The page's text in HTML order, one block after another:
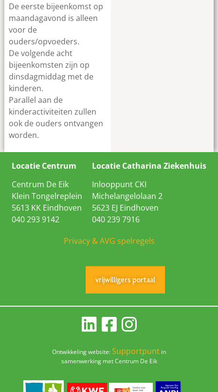
De eerste bijeenkomst op
maandagavond is alleen
voor de
ouders/opvoeders.
De volgende acht
bijeenkomsten zijn op
dinsdagmiddag met de
kinderen.
Parallel aan de
kinderactiviteiten zullen
ook de ouders ontvangen
worden.
Locatie Centrum
Centrum De Eik
Klein Tongelreplein
5613 KK Eindhoven
040 293 9142
Locatie Catharina Ziekenhuis
Inlooppunt CKI
Michelangelolaan 2
5623 EJ Eindhoven
040 239 7916
Privacy & AVG spelregels
vrijwilligers portaal
Ontwikkeling website: Supportpunt in
samenwerking met Centrum De Eik